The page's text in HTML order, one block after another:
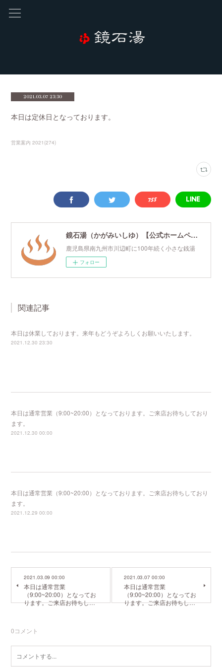
2021.03.07 23:30
本日は定休日となっております。
営業案内 2021 (274)
鏡石湯（かがみいしゆ）【公式ホームページ】
鹿児島県南九州市川辺町に100年続く小さな銭湯
フォロー
関連記事
本日は休業しております。来年もどうぞよろしくお願いいたします。
2021.12.30 23:30
本日は通常営業（9:00~20:00）となっております。ご来店お待ちしており
ます。
2021.12.30 00:00
本日は通常営業（9:00~20:00）となっております。ご来店お待ちしており
ます。
2021.12.29 00:00
2021.03.09 00:00
本日は通常営業
（9:00~20:00）となってお
ります。ご来店お待ちし…
2021.03.07 00:00
本日は通常営業
（9:00~20:00）となってお
ります。ご来店お待ちし…
0コメント